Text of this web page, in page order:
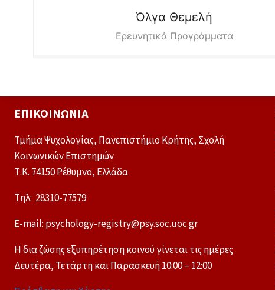
Όλγα Θεμελή
Ερευνητικά Προγράμματα
ΕΠΙΚΟΙΝΩΝΊΑ
Τμήμα Ψυχολογίας, Πανεπιστήμιο Κρήτης, Σχολή
Κοινωνικών Επιστημών
Τ.Κ. 74150 Ρέθυμνο, Ελλάδα
Tηλ: 28310-77579
E-mail: psychology-registry@psy.soc.uoc.gr
Η δια ζώσης εξυπηρέτηση κοινού γίνεται τις ημέρες
Δευτέρα, Τετάρτη και Παρασκευή 10:00 – 12:00